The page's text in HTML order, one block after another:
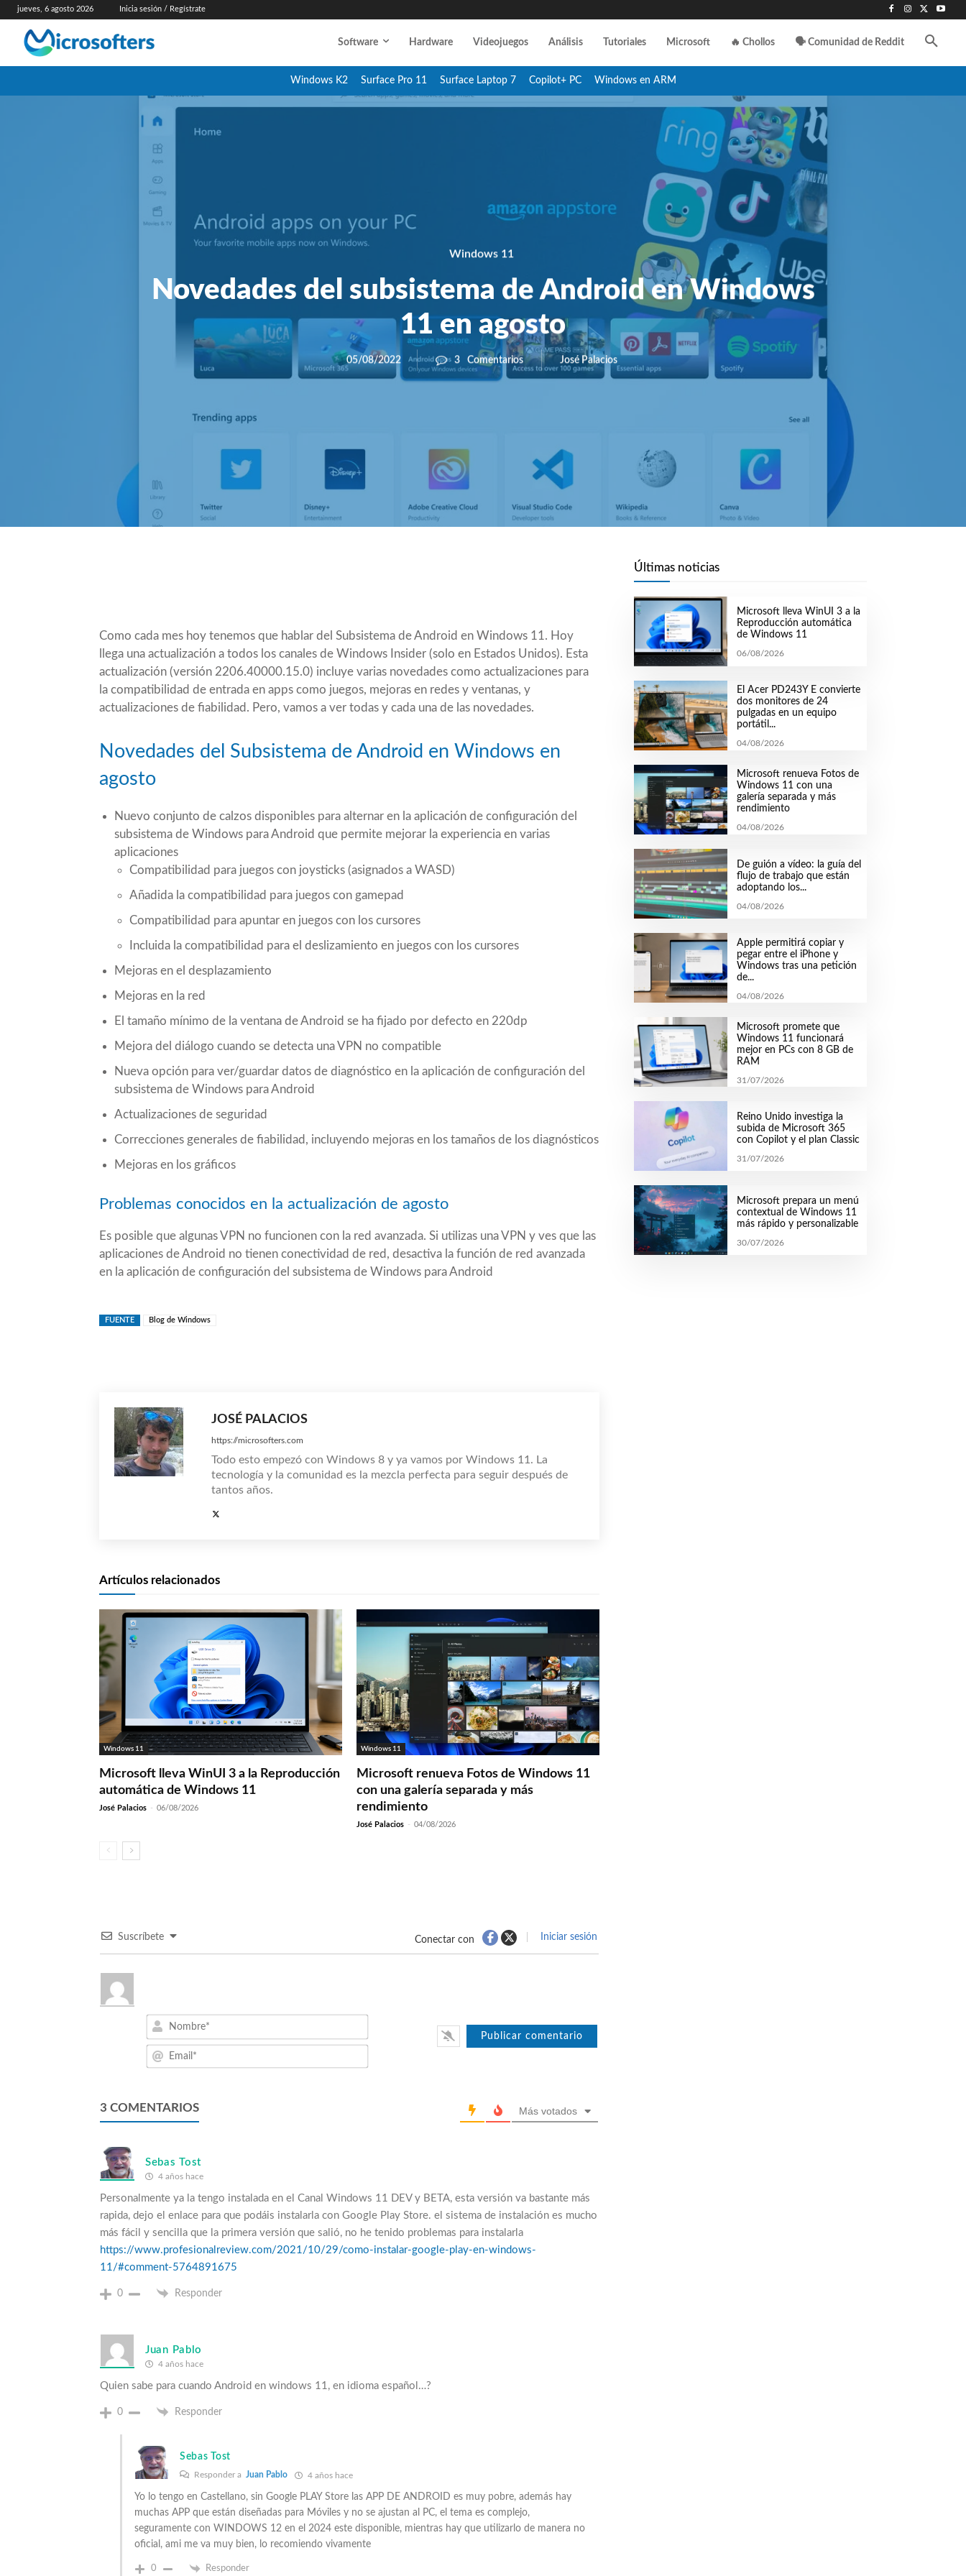
jueves, 6 agosto 2026 Inicia sesión / Regístrate
Software Hardware Videojuegos Análisis Tutoriales Microsoft 🔥 Chollos 🗣️ Comunidad de Reddit
Windows K2 Surface Pro 11 Surface Laptop 7 Copilot+ PC Windows en ARM
Windows 11
Novedades del subsistema de Android en Windows
11 en agosto
05/08/2022 3 Comentarios José Palacios
Como cada mes hoy tenemos que hablar del Subsistema de Android en Windows 11. Hoy
llega una actualización a todos los canales de Windows Insider (solo en Estados Unidos). Esta
actualización (versión 2206.40000.15.0) incluye varias novedades como actualizaciones para
la compatibilidad de entrada en apps como juegos, mejoras en redes y ventanas, y
actualizaciones de fiabilidad. Pero, vamos a ver todas y cada una de las novedades.
Novedades del Subsistema de Android en Windows en
agosto
Nuevo conjunto de calzos disponibles para alternar en la aplicación de configuración del
subsistema de Windows para Android que permite mejorar la experiencia en varias
aplicaciones
Compatibilidad para juegos con joysticks (asignados a WASD)
Añadida la compatibilidad para juegos con gamepad
Compatibilidad para apuntar en juegos con los cursores
Incluida la compatibilidad para el deslizamiento en juegos con los cursores
Mejoras en el desplazamiento
Mejoras en la red
El tamaño mínimo de la ventana de Android se ha fijado por defecto en 220dp
Mejora del diálogo cuando se detecta una VPN no compatible
Nueva opción para ver/guardar datos de diagnóstico en la aplicación de configuración del
subsistema de Windows para Android
Actualizaciones de seguridad
Correcciones generales de fiabilidad, incluyendo mejoras en los tamaños de los diagnósticos
Mejoras en los gráficos
Problemas conocidos en la actualización de agosto
Es posible que algunas VPN no funcionen con la red avanzada. Si utilizas una VPN y ves que las
aplicaciones de Android no tienen conectividad de red, desactiva la función de red avanzada
en la aplicación de configuración del subsistema de Windows para Android
FUENTE Blog de Windows
JOSÉ PALACIOS
https://microsofters.com
Todo esto empezó con Windows 8 y ya vamos por Windows 11. La
tecnología y la comunidad es la mezcla perfecta para seguir después de
tantos años.
Artículos relacionados
Windows 11
Microsoft lleva WinUI 3 a la Reproducción
automática de Windows 11
José Palacios - 06/08/2026
Windows 11
Microsoft renueva Fotos de Windows 11
con una galería separada y más
rendimiento
José Palacios - 04/08/2026
Suscríbete Conectar con Iniciar sesión
3 COMENTARIOS Más votados
Sebas Tost
4 años hace
Personalmente ya la tengo instalada en el Canal Windows 11 DEV y BETA, esta versión va bastante más
rapida, dejo el enlace para que podáis instalarla con Google Play Store. el sistema de instalación es mucho
más fácil y sencilla que la primera versión que salió, no he tenido problemas para instalarla
https://www.profesionalreview.com/2021/10/29/como-instalar-google-play-en-windows-
11/#comment-5764891675
0 Responder
Juan Pablo
4 años hace
Quien sabe para cuando Android en windows 11, en idioma español…?
0 Responder
Sebas Tost
Responder a Juan Pablo 4 años hace
Yo lo tengo en Castellano, sin Google PLAY Store las APP DE ANDROID es muy pobre, además hay
muchas APP que están diseñadas para Móviles y no se ajustan al PC, el tema es complejo,
seguramente con WINDOWS 12 en el 2024 este disponible, mientras hay que utilizarlo de manera no
oficial, ami me va muy bien, lo recomiendo vivamente
0 Responder
Últimas noticias
Microsoft lleva WinUI 3 a la
Reproducción automática
de Windows 11
06/08/2026
El Acer PD243Y E convierte
dos monitores de 24
pulgadas en un equipo
portátil...
04/08/2026
Microsoft renueva Fotos de
Windows 11 con una
galería separada y más
rendimiento
04/08/2026
De guión a vídeo: la guía del
flujo de trabajo que están
adoptando los...
04/08/2026
Apple permitirá copiar y
pegar entre el iPhone y
Windows tras una petición
de...
04/08/2026
Microsoft promete que
Windows 11 funcionará
mejor en PCs con 8 GB de
RAM
31/07/2026
Reino Unido investiga la
subida de Microsoft 365
con Copilot y el plan Classic
31/07/2026
Microsoft prepara un menú
contextual de Windows 11
más rápido y personalizable
30/07/2026